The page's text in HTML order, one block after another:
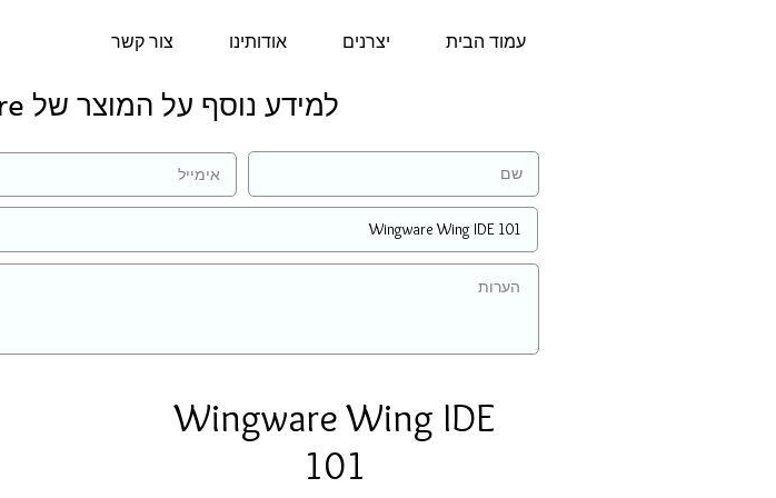
עמוד הבית יצרנים אודותינו צור קשר
למידע נוסף על המוצר של Wingware והצעת מחיר:
Wingware Wing IDE
101